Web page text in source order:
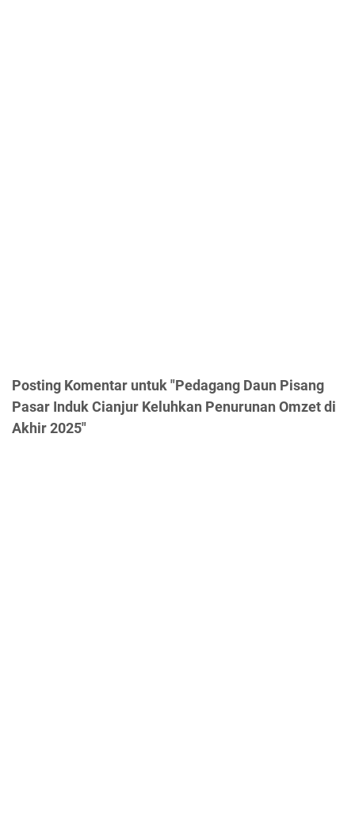
Posting Komentar untuk "Pedagang Daun Pisang
Pasar Induk Cianjur Keluhkan Penurunan Omzet di
Akhir 2025"